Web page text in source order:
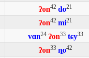
ʔon42 do21
ʔon42 mi21
vɑn24 ʔon33 tɕy33
ʔon33 ȵo42